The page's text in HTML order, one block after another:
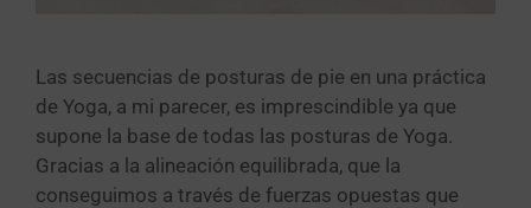
Las secuencias de posturas de pie en una práctica
de Yoga, a mi parecer, es imprescindible ya que
supone la base de todas las posturas de Yoga.
Gracias a la alineación equilibrada, que la
conseguimos a través de fuerzas opuestas que